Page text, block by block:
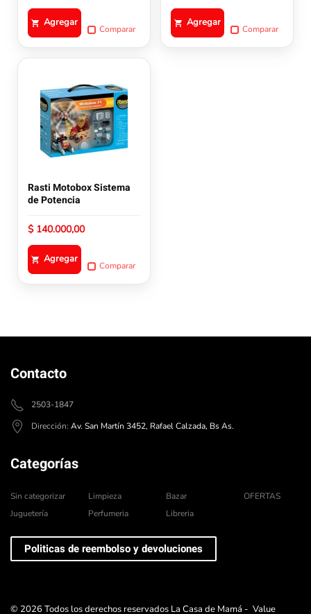
Agregar
Comparar
Agregar
Comparar
Rasti Motobox Sistema
de Potencia
$140.000,00
Agregar
Comparar
Contacto
2503-1847
Dirección: Av. San Martín 3452, Rafael Calzada, Bs As.
Categorías
Sin categorizar
Juguetería
Limpieza
Perfumeria
Bazar
Libreria
OFERTAS
Politicas de reembolso y devoluciones
© 2026 Todos los derechos reservados La Casa de Mamá - Value